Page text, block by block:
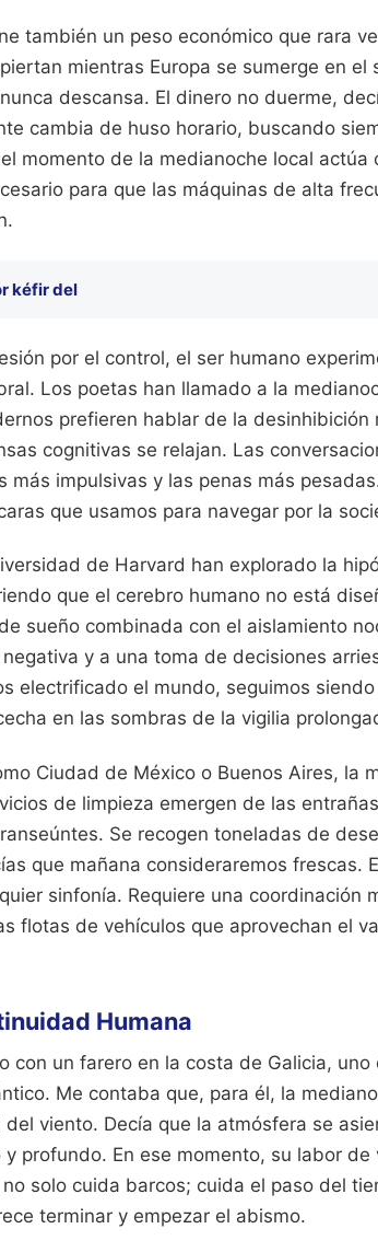
también un peso económico que rara
mientras Europa se sumerge en el
descansa. El dinero no duerme,
cambia de huso horario, buscando
momento de la medianoche local actúa
para que las máquinas de alta
kéfir del
por el control, el ser humano
Los poetas han llamado a la
prefieren hablar de la desinhibición
cognitivas se relajan. Las
más impulsivas y las penas más
que usamos para navegar por la
de Harvard han explorado la
que el cerebro humano no está
sueño combinada con el aislamiento
y a una toma de decisiones
electrificado el mundo, seguimos
en las sombras de la vigilia
Ciudad de México o Buenos Aires, la
de limpieza emergen de las
Se recogen toneladas de
que mañana consideraremos frescas.
sinfonía. Requiere una coordinación
flotas de vehículos que aprovechan el
Humana
con un farero en la costa de Galicia, uno
Me contaba que, para él, la
viento. Decía que la atmósfera se
profundo. En ese momento, su labor
solo cuida barcos; cuida el paso del
terminar y empezar el abismo.